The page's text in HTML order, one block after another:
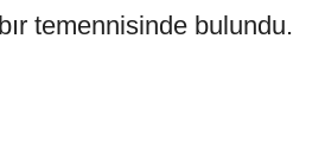
temennisinde bulundu.